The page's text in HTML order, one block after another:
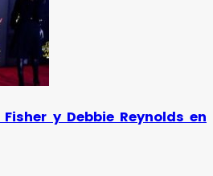
y Debbie Reynolds en